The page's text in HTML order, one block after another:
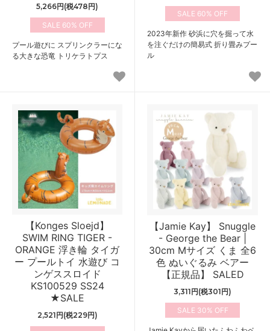
5,266円(税478円)
60%
プール遊びに スプリンクラーにな
る大きな恐竜 トリケラトプス
60%
2023年新作 砂浜に穴を掘って水
を注ぐだけの簡易式 折り畳みプー
ル
【Konges Sloejd】
SWIM RING TIGER -
ORANGE 浮き輪 タイガ
ー プールトイ 水遊び コ
ンゲススロイド
KS100529 SS24
★SALE
2,521円(税229円)
【Jamie Kay】 Snuggle
- George the Bear |
30cm Mサイズ くま 全6
色 ぬいぐるみ ベアー
【正規品】 SALED
3,311円(税301円)
30%